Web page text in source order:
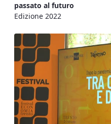
passato al futuro
Edizione 2022